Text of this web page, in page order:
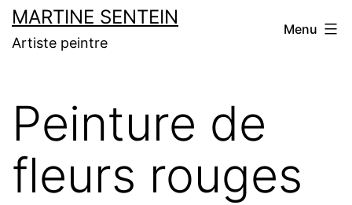
Aller
au
MARTINE SENTEIN
Artiste peintre
Menu
Peinture de
fleurs rouges